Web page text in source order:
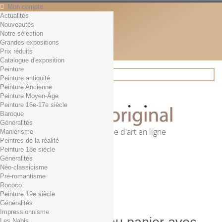
Mon compte
Contact
Français
English
Français
Actualités
Rechercher
Première librairie d'art en ligne
Panier (vide)
Aucun produit
0,01€ dès 29€ d'achat
0,00 € Total
Commander
Actualités
Nouveautés
Notre sélection
Grandes expositions
Prix réduits
Catalogue d'exposition
Peinture
Peinture antiquité
Peinture Ancienne
Peinture Moyen-Âge
Peinture 16e-17e siècle
Baroque
Généralités
Maniérisme
Peintres de la réalité
Peinture 18e siècle
Généralités
Néo-classicisme
Pré-romantisme
Rococo
Peinture 19e siècle
Généralités
Impressionnisme